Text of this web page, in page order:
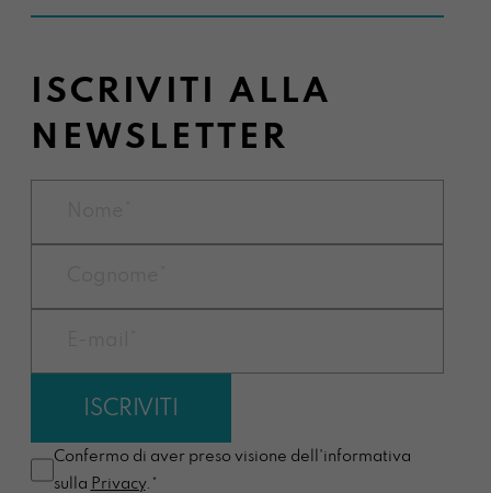
ISCRIVITI ALLA
NEWSLETTER
Confermo di aver preso visione dell'informativa
sulla Privacy.*